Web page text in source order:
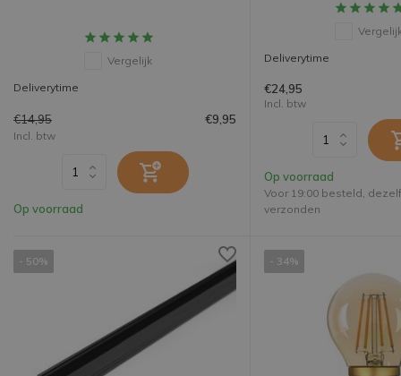
Vergelijk
Deliverytime
€14,95 €9,95
Incl. btw
Op voorraad
Deliverytime
€24,95
Incl. btw
Op voorraad
Voor 19:00 besteld,
verzonden
- 50% - 34%